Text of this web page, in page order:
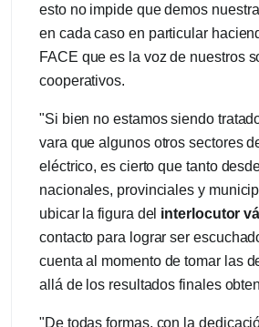
esto no impide que demos
en cada caso en particular
FACE que es la voz de nuestros
cooperativos.
"Si bien no estamos siendo
vara que algunos otros sectores
eléctrico, es cierto que tanto
nacionales, provinciales y
ubicar la figura del interlocutor
contacto para lograr ser
cuenta al momento de tomar las
allá de los resultados finales
"De todas formas, con la